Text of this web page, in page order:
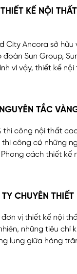
KẾ NỘI
City Ancora sở
Sun Group,
vì vậy, thiết kế
TẮC
thi công nội thất
thi công có những
cách thiết kế
CHUYÊN
đơn vị thiết kế nội
những tiêu chí
lung giữa hàng